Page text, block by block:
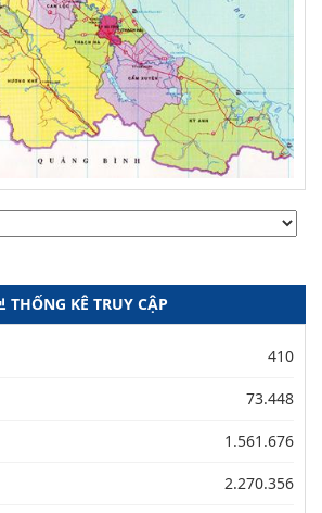
THỐNG KÊ TRUY CẬP
410
73.448
1.561.676
2.270.356